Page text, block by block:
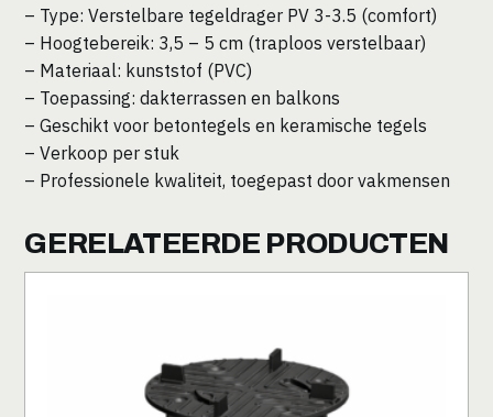
– Type: Verstelbare tegeldrager PV 3-3.5 (comfort)
– Hoogtebereik: 3,5 – 5 cm (traploos verstelbaar)
– Materiaal: kunststof (PVC)
– Toepassing: dakterrassen en balkons
– Geschikt voor betontegels en keramische tegels
– Verkoop per stuk
– Professionele kwaliteit, toegepast door vakmensen
GERELATEERDE PRODUCTEN